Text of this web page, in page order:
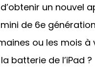
un nouvel
mini de 6e
ou les mois
batterie de l’iPad ?